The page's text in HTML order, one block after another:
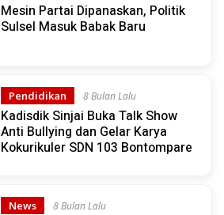
Mesin Partai Dipanaskan, Politik
Sulsel Masuk Babak Baru
Pendidikan 8 Bulan Lalu
Kadisdik Sinjai Buka Talk Show
Anti Bullying dan Gelar Karya
Kokurikuler SDN 103 Bontompare
News 8 Bulan Lalu